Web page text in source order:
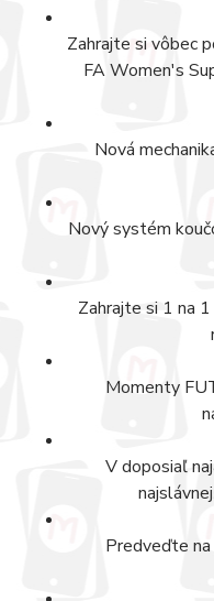
Zahrajte si vôbec
FA Women's
Nová
Nový systém
Zahrajte si 1 na
Momenty
V doposiaľ
Predveďte na